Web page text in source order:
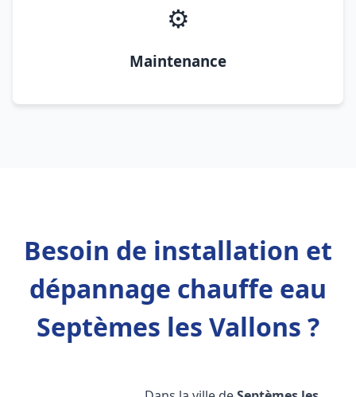
⚙️
Maintenance
Besoin de installation et
dépannage chauffe eau
Septèmes les Vallons ?